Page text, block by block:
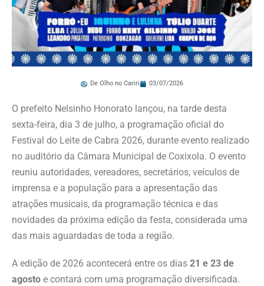
De Olho no Cariri 03/07/2026
O prefeito Nelsinho Honorato lançou, na tarde desta
sexta-feira, dia 3 de julho, a programação oficial do
Festival do Leite de Cabra 2026, durante evento realizado
no auditório da Câmara Municipal de Coxixola. O evento
reuniu autoridades, vereadores, secretários, veículos de
imprensa e a população para a apresentação das
atrações musicais, da programação técnica e das
novidades da próxima edição da festa, considerada uma
das mais aguardadas de toda a região.
A edição de 2026 acontecerá entre os dias 21 e 23 de
agosto e contará com uma programação diversificada.